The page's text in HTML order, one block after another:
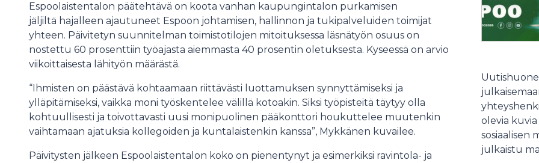
Espoolaistentalon päätehtävä on koota vanhan kaupungintalon purkamisen
jäljiltä hajalleen ajautuneet Espoon johtamisen, hallinnon ja tukipalveluiden toimijat
yhteen. Päivitetyn suunnitelman toimistotilojen mitoituksessa läsnätyön osuus on
nostettu 60 prosenttiin työajasta aiemmasta 40 prosentin oletuksesta. Kyseessä on arvio
viikoittaisesta lähityön määrästä.
“Ihmisten on päästävä kohtaamaan riittävästi luottamuksen synnyttämiseksi ja
ylläpitämiseksi, vaikka moni työskentelee välillä kotoakin. Siksi työpisteitä täytyy olla
kohtuullisesti ja toivottavasti uusi monipuolinen pääkonttori houkuttelee muutenkin
vaihtamaan ajatuksia kollegoiden ja kuntalaistenkin kanssa”, Mykkänen kuvailee.
Päivitysten jälkeen Espoolaistentalon koko on pienentynyt ja esimerkiksi ravintola- ja
olevia
sosiaalisen
julkaistu